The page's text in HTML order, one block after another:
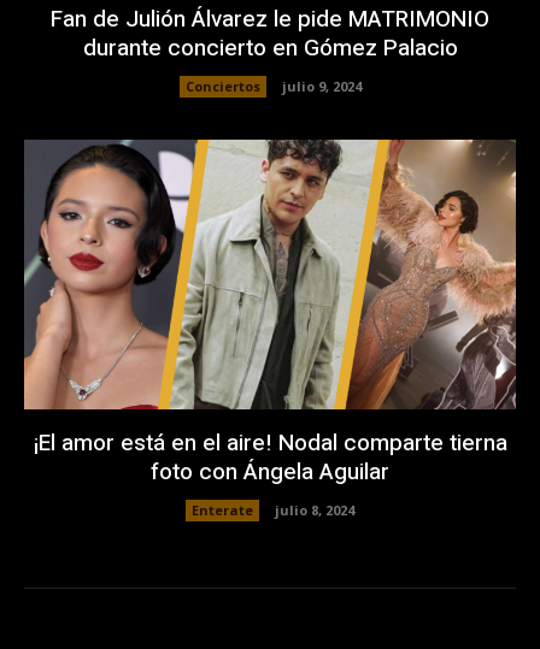
Fan de Julión Álvarez le pide MATRIMONIO
durante concierto en Gómez Palacio
Conciertos julio 9, 2024
¡El amor está en el aire! Nodal comparte tierna
foto con Ángela Aguilar
Enterate julio 8, 2024